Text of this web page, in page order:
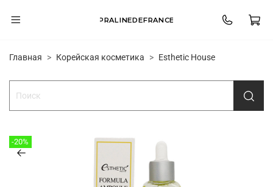
PRALINEDEFRANCE
Главная Корейская косметика Esthetic House
-20%